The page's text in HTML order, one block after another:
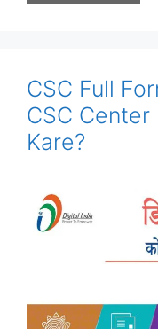
CSC Full
CSC Center
Kare?